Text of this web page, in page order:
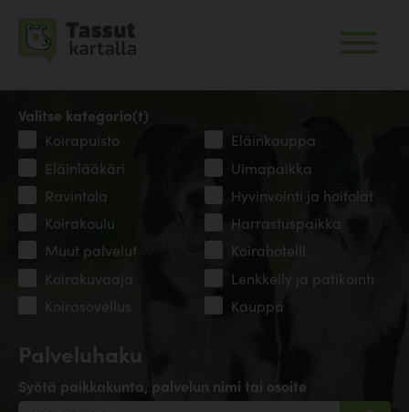
Palveluhaku
Syötä paikkakunta, palvelun nimi tai osoite
Valitse kategoria(t)
Koirapuisto
Eläinkauppa
Eläinlääkäri
Uimapaikka
Ravintola
Hyvinvointi ja hoitolat
Koirakoulu
Harrastuspaikka
Muut palvelut
Koirahotelli
Koirakuvaaja
Lenkkeily ja patikointi
Koirasovellus
Kauppa